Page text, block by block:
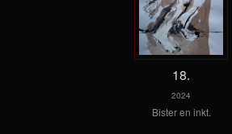
18.
2024
Bister en inkt.